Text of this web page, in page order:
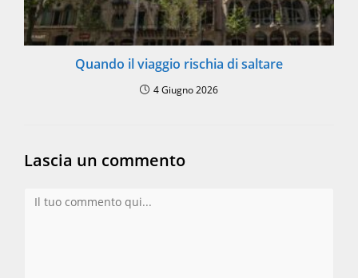
Quando il viaggio rischia di saltare
4 Giugno 2026
Lascia un commento
Commento